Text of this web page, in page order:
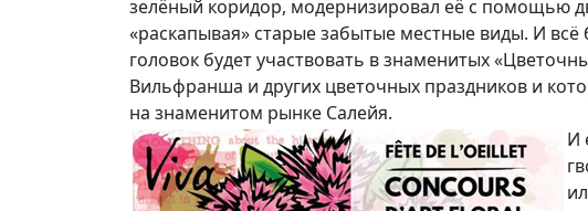
зелёный коридор, модернизировал её с помощью
«раскапывая» старые забытые местные виды. И
головок будет участвовать в знаменитых
Вильфранша и других цветочных праздников и
на знаменитом рынке Салейя.
И